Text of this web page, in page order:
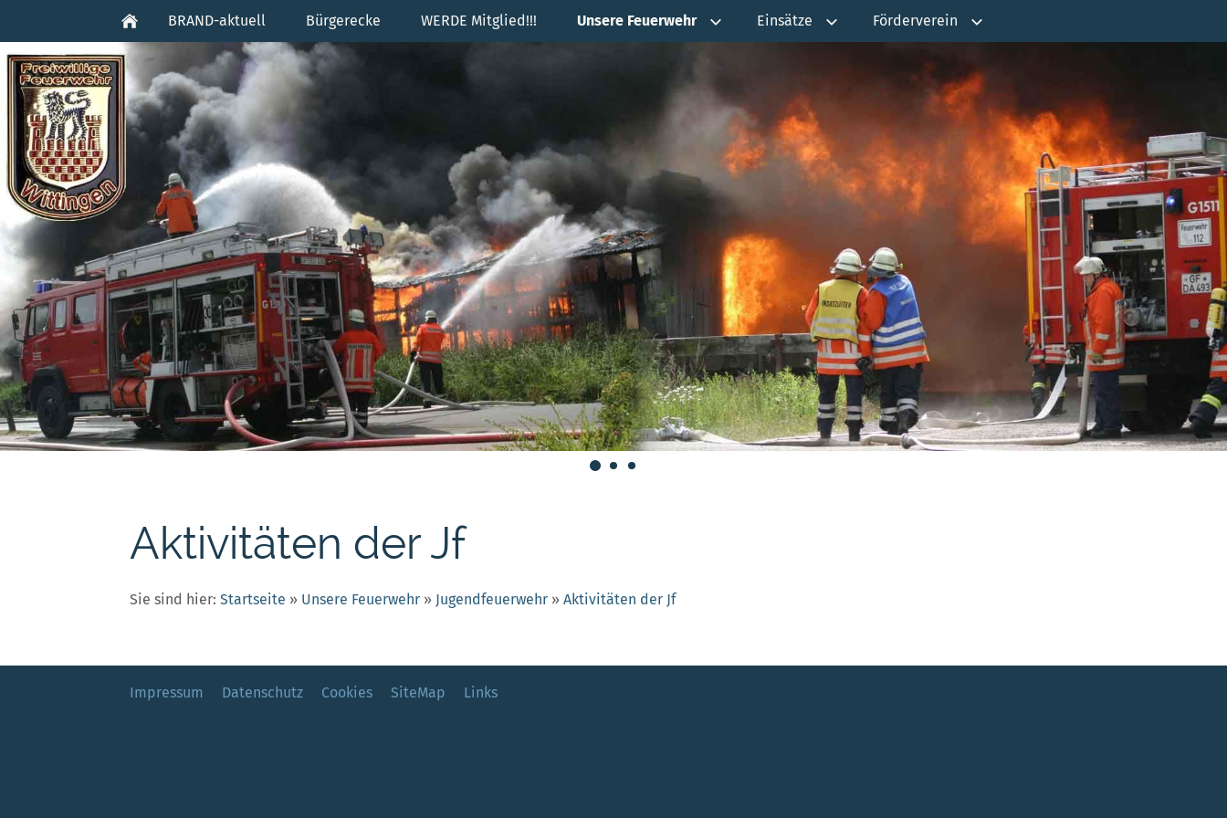
BRAND-aktuell Bürgerecke WERDE Mitglied!!! Unsere Feuerwehr Einsätze Förderverein
Aktivitäten der Jf
Sie sind hier: Startseite » Unsere Feuerwehr » Jugendfeuerwehr » Aktivitäten der Jf
Impressum Datenschutz Cookies SiteMap Links